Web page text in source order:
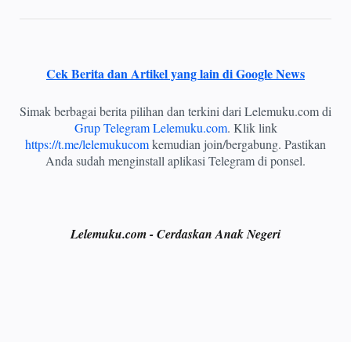
Cek Berita dan Artikel yang lain di Google News
Simak berbagai berita pilihan dan terkini dari Lelemuku.com di
Grup Telegram Lelemuku.com. Klik link
https://t.me/lelemukucomkemudian join/bergabung. Pastikan
Anda sudah menginstall aplikasi Telegram di ponsel.
Lelemuku.com - Cerdaskan Anak Negeri